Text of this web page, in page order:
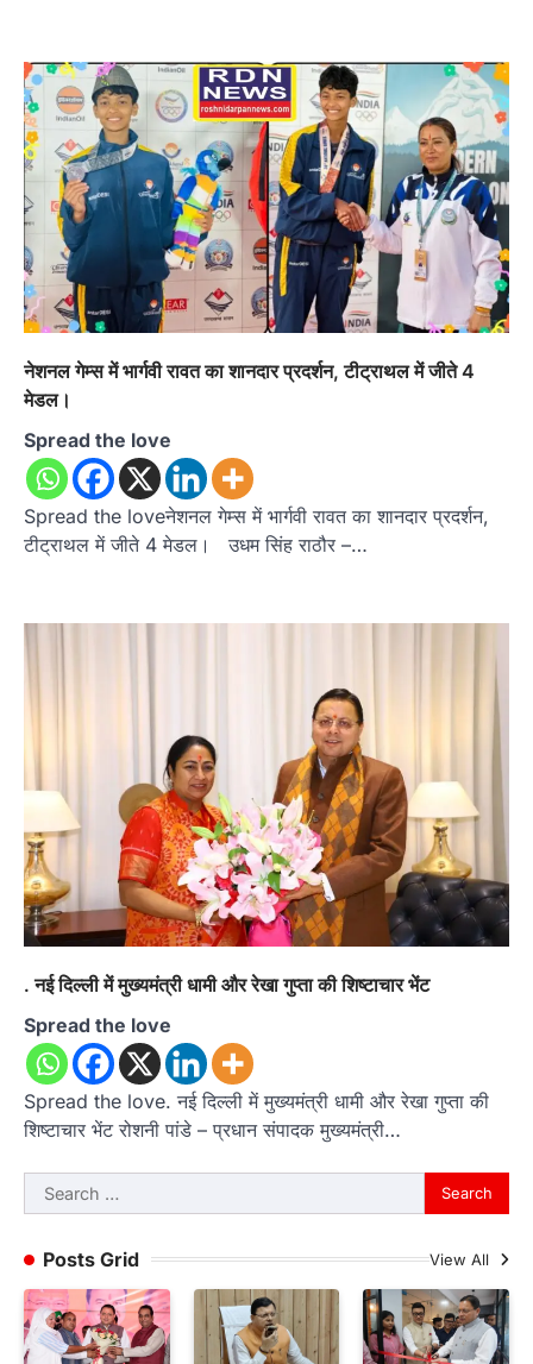
नेशनल गेम्स में भार्गवी रावत का शानदार प्रदर्शन, टीट्राथल में जीते 4
मेडल।
Spread the love
Spread the loveनेशनल गेम्स में भार्गवी रावत का शानदार प्रदर्शन,
टीट्राथल में जीते 4 मेडल। उधम सिंह राठौर –…
. नई दिल्ली में मुख्यमंत्री धामी और रेखा गुप्ता की शिष्टाचार भेंट
Spread the love
Spread the love. नई दिल्ली में मुख्यमंत्री धामी और रेखा गुप्ता की
शिष्टाचार भेंट रोशनी पांडे – प्रधान संपादक मुख्यमंत्री…
Search
for:
Posts Grid
View All